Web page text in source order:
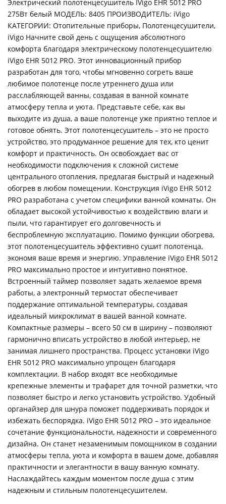
Электрический полотенцесушитель IVigo EHR 5012 PRO
275Вт белый МОДЕЛЬ: 8405 ПРОИЗВОДИТЕЛЬ: iVigo
КАТЕГОРИИ: Отопительные приборы, Полотенцесушители,
iVigo Начните свой день с ощущения абсолютного
комфорта благодаря электрическому полотенцесушителю
iVigo EHR 5012 PRO. Этот инновационный прибор
разработан для того, чтобы мгновенно согреть ваше
любимое полотенце после утреннего душа или
расслабляющей ванны, создавая в ванной комнате
атмосферу тепла и уюта. Представьте себе, как вы
выходите из душа, а ваше полотенце уже приятно теплое и
готовое обнять. Этот полотенцесушитель – это не просто
устройство, это продуманное решение для тех, кто ценит
комфорт и практичность. Он освобождает вас от
необходимости подключения к сложной системе
центрального отопления, предлагая быстрый и надежный
обогрев в любом помещении. Конструкция iVigo EHR 5012
PRO разработана с учетом специфики ванной комнаты. Он
обладает высокой устойчивостью к воздействию влаги и
пыли, что гарантирует его долговечность и
беспроблемную эксплуатацию. Помимо функции обогрева,
этот полотенцесушитель эффективно сушит полотенца,
экономя ваше время и энергию. Управление iVigo EHR 5012
PRO максимально простое и интуитивно понятное.
Встроенный таймер позволяет задать желаемое время
работы, а электронный термостат обеспечивает
поддержание оптимальной температуры, создавая
идеальный микроклимат в вашей ванной комнате.
Компактные размеры – всего 50 см в ширину – позволяют
гармонично вписать устройство в любой интерьер, не
занимая лишнего пространства. Процесс установки iVigo
EHR 5012 PRO максимально упрощен благодаря
комплектации. В набор входят все необходимые
крепежные элементы и трафарет для точной разметки, что
позволяет быстро и легко установить устройство. Удобный
органайзер для шнура поможет поддерживать порядок и
избежать беспорядка. iVigo EHR 5012 PRO – это идеальное
сочетание функциональности, надежности и современного
дизайна. Он станет незаменимым помощником в создании
атмосферы тепла, уюта и комфорта в вашем доме, добавляя
практичности и элегантности в вашу ванную комнату.
Наслаждайтесь каждым моментом после душа с этим
надежным и стильным полотенцесушителем.